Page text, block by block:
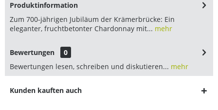
Produktinformation
Zum 700-jährigen Jubiläum der Krämerbrücke: Ein
eleganter, fruchtbetonter Chardonnay mit... mehr
Bewertungen
0
Bewertungen lesen, schreiben und diskutieren... mehr
Kunden kauften auch